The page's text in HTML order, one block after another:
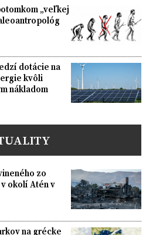
„veľkej
dotácie na
kvôli
nákladom
zo
okolí Atén v
na grécke